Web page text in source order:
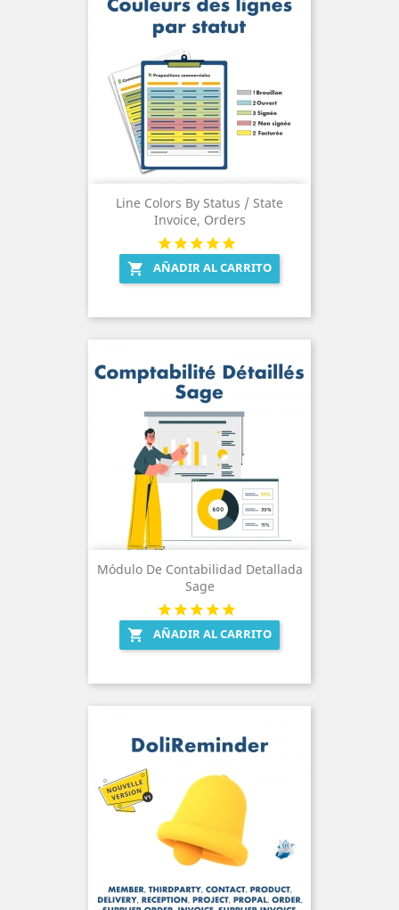
Line Colors By Status / State
Invoice, Orders
 AÑADIR AL CARRITO
Módulo De Contabilidad Detallada
Sage
 AÑADIR AL CARRITO